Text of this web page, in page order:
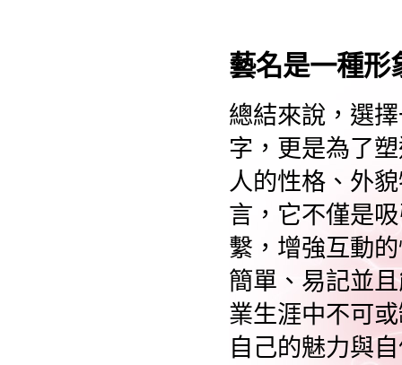
藝名是一種形
總結來說，選
字，更是為了
人的性格、外
言，它不僅是
繫，增強互動
簡單、易記並
業生涯中不可
自己的魅力與